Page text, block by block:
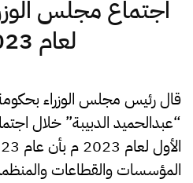
اجتماع مجلس
لعام 2023 م
قال رئيس مجلس الوزراء
“عبدالحميد الدبيبة” خلال
المؤسسات والقطاعات